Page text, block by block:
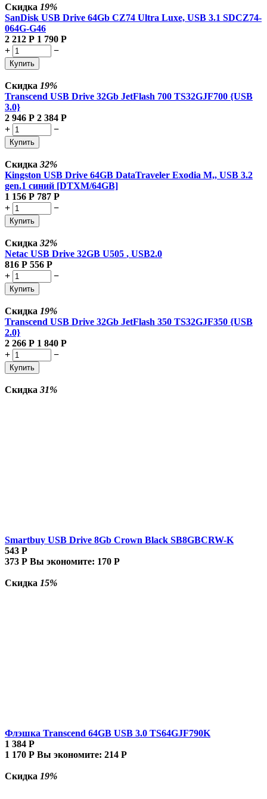
Скидка 19%
SanDisk USB Drive 64Gb CZ74 Ultra Luxe, USB 3.1 SDCZ74-
064G-G46
2 212 Р 1 790 Р
+
−
Купить
Скидка 19%
Transcend USB Drive 32Gb JetFlash 700 TS32GJF700 {USB
3.0}
2 946 Р 2 384 Р
+
−
Купить
Скидка 32%
Kingston USB Drive 64GB DataTraveler Exodia M,, USB 3.2
gen.1 синий [DTXM/64GB]
1 156 Р 787 Р
+
−
Купить
Скидка 32%
Netac USB Drive 32GB U505 , USB2.0
816 Р 556 Р
+
−
Купить
Скидка 19%
Transcend USB Drive 32Gb JetFlash 350 TS32GJF350 {USB
2.0}
2 266 Р 1 840 Р
+
−
Купить
Скидка 31%
Smartbuy USB Drive 8Gb Crown Black SB8GBCRW-K
543 Р
373 Р Вы экономите: 170 Р
Скидка 15%
Флэшка Transcend 64GB USB 3.0 TS64GJF790K
1 384 Р
1 170 Р Вы экономите: 214 Р
Скидка 19%